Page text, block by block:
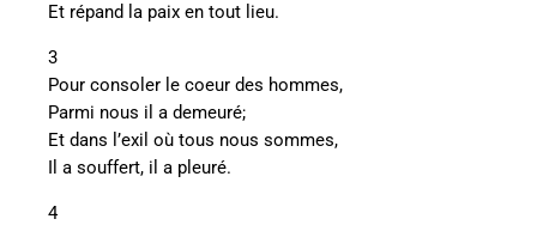
Et répand la paix en tout lieu.
3
Pour consoler le coeur des hommes,
Parmi nous il a demeuré;
Et dans l’exil où tous nous sommes,
Il a souffert, il a pleuré.
4